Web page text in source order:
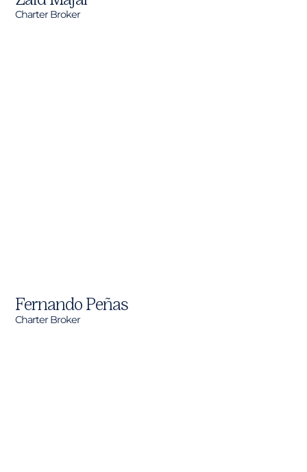
Charter Broker
Fernando Peñas
Charter Broker